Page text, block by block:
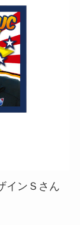
インＳさん